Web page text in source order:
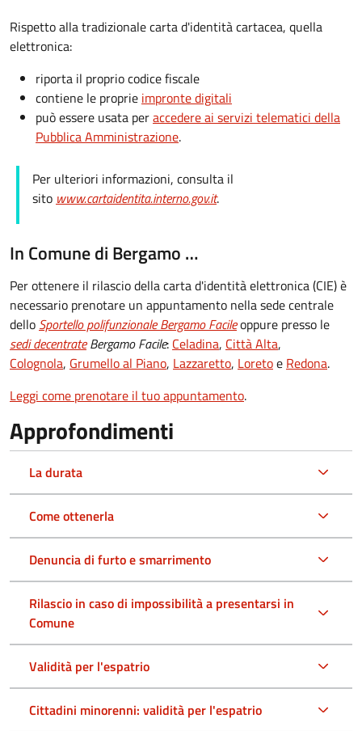
Rispetto alla tradizionale carta d'identità cartacea, quella
elettronica:
riporta il proprio codice fiscale
contiene le proprie impronte digitali
può essere usata peraccedere ai servizi telematici della
Pubblica Amministrazione.
Per ulteriori informazioni, consulta il
sito www.cartaidentita.interno.gov.it.
In Comune di Bergamo …
Per ottenere il rilascio della carta d'identità elettronica (CIE) è
necessario prenotare un appuntamento nella sede centrale
dello Sportello polifunzionale Bergamo Facileoppure presso le
sedi decentrateBergamo Facile: Celadina, Città Alta,
Colognola, Grumello al Piano, Lazzaretto, Loretoe Redona.
Leggi come prenotare il tuo appuntamento.
Approfondimenti
La durata
Come ottenerla
Denuncia di furto e smarrimento
Rilascio in caso di impossibilità a presentarsi in
Comune
Validità per l'espatrio
Cittadini minorenni: validità per l'espatrio